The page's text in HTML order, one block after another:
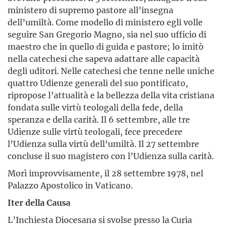
ministero di supremo pastore all’insegna
dell’umiltà. Come modello di ministero egli volle
seguire San Gregorio Magno, sia nel suo ufficio di
maestro che in quello di guida e pastore; lo imitò
nella catechesi che sapeva adattare alle capacità
degli uditori. Nelle catechesi che tenne nelle uniche
quattro Udienze generali del suo pontificato,
ripropose l’attualità e la bellezza della vita cristiana
fondata sulle virtù teologali della fede, della
speranza e della carità. Il 6 settembre, alle tre
Udienze sulle virtù teologali, fece precedere
l’Udienza sulla virtù dell’umiltà. Il 27 settembre
concluse il suo magistero con l’Udienza sulla carità.
Morì improvvisamente, il 28 settembre 1978, nel
Palazzo Apostolico in Vaticano.
Iter della Causa
L’Inchiesta Diocesana si svolse presso la Curia